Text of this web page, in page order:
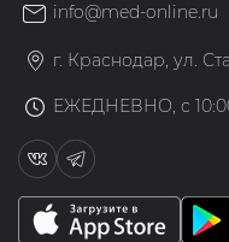
info@med-online.ru
г. Краснодар, ул.
ЕЖЕДНЕВНО, с